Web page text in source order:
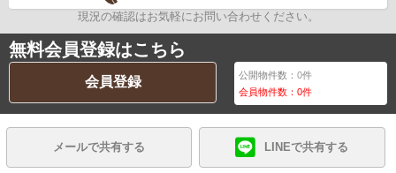
現況の確認はお気軽にお問い合わせください。
無料会員登録はこちら
会員登録 公開物件数：0件
会員物件数：0件
メールで共有する LINEで共有する